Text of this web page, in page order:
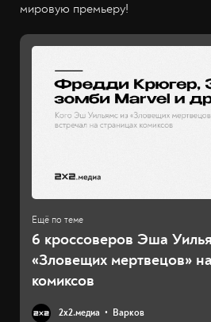
мировую премьеру!
6 кроссоверов Эша
«Зловещих мертвецов»
комиксов
2х2.медиа Варков